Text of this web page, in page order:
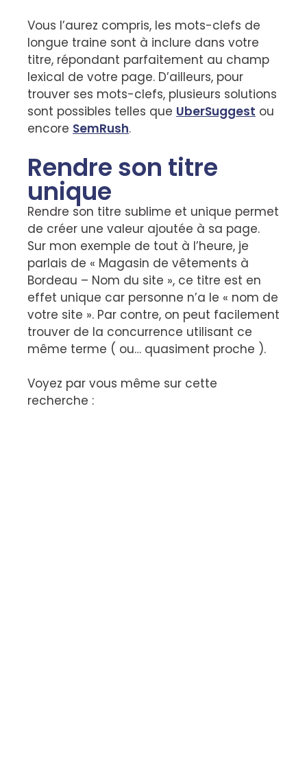
Vous l’aurez compris, les mots-clefs de
longue traine sont à inclure dans votre
titre, répondant parfaitement au champ
lexical de votre page. D’ailleurs, pour
trouver ses mots-clefs, plusieurs solutions
sont possibles telles que UberSuggest ou
encore SemRush.
Rendre son titre
unique
Rendre son titre sublime et unique permet
de créer une valeur ajoutée à sa page.
Sur mon exemple de tout à l’heure, je
parlais de « Magasin de vêtements à
Bordeau – Nom du site », ce titre est en
effet unique car personne n’a le « nom de
votre site ». Par contre, on peut facilement
trouver de la concurrence utilisant ce
même terme ( ou… quasiment proche ).
Voyez par vous même sur cette
recherche :